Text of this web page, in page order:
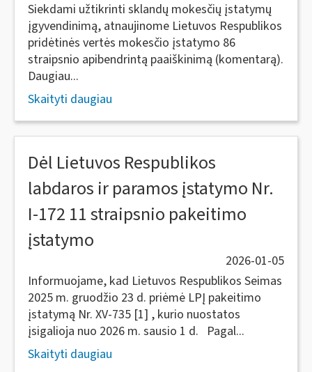
Siekdami užtikrinti sklandų mokesčių įstatymų
įgyvendinimą, atnaujinome Lietuvos Respublikos
pridėtinės vertės mokesčio įstatymo 86
straipsnio apibendrintą paaiškinimą (komentarą).
Daugiau...
Skaityti daugiau
Dėl Lietuvos Respublikos
labdaros ir paramos įstatymo Nr.
I-172 11 straipsnio pakeitimo
įstatymo
2026-01-05
Informuojame, kad Lietuvos Respublikos Seimas
2025 m. gruodžio 23 d. priėmė LPĮ pakeitimo
įstatymą Nr. XV-735 [1] , kurio nuostatos
įsigalioja nuo 2026 m. sausio 1 d. Pagal...
Skaityti daugiau